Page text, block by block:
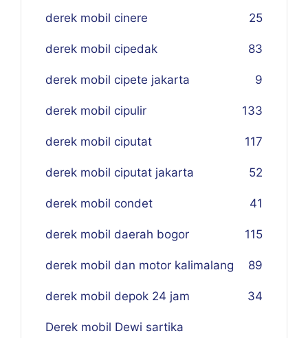
derek mobil cinere 25
derek mobil cipedak 83
derek mobil cipete jakarta 9
derek mobil cipulir 133
derek mobil ciputat 117
derek mobil ciputat jakarta 52
derek mobil condet 41
derek mobil daerah bogor 115
derek mobil dan motor kalimalang 89
derek mobil depok 24 jam 34
Derek mobil Dewi sartika